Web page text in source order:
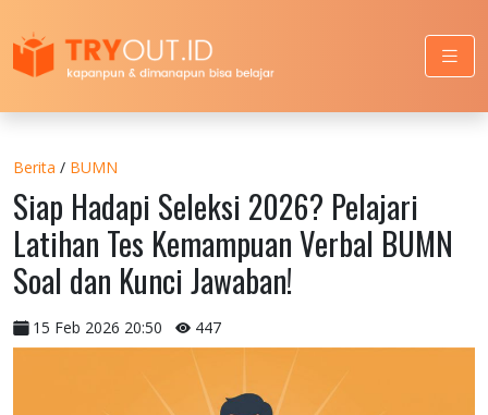
Berita / BUMN
Siap Hadapi Seleksi 2026? Pelajari
Latihan Tes Kemampuan Verbal BUMN
Soal dan Kunci Jawaban!
15 Feb 2026 20:50 447